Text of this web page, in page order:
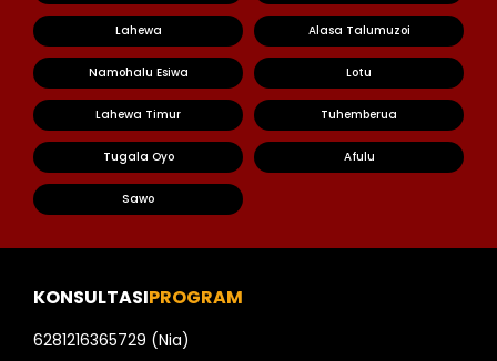
Lahewa Alasa Talumuzoi
Namohalu Esiwa Lotu
Lahewa Timur Tuhemberua
Tugala Oyo Afulu
Sawo
KONSULTASIPROGRAM
6281216365729 (Nia)